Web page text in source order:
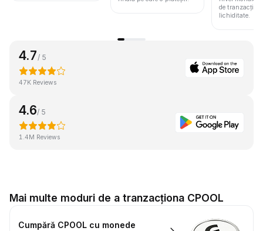
de
lichiditate.
4.7/ 5
47K Reviews
4.6/ 5
1.4M Reviews
Mai multe moduri de a tranzacționa CPOOL
Cumpără CPOOL cu monede